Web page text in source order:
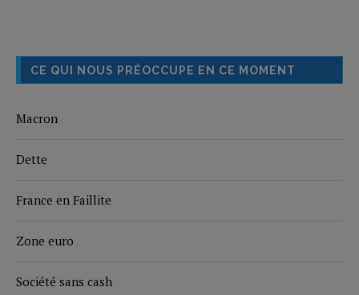
CE QUI NOUS PRÉOCCUPE EN CE MOMENT
Macron
Dette
France en Faillite
Zone euro
Société sans cash